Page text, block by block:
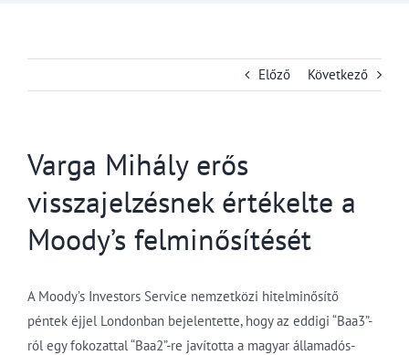
Előző Következő
Varga Mihály erős
visszajelzésnek értékelte a
Moody’s felminősítését
A Moody’s Investors Service nemzetközi hitelminősítő
péntek éjjel Londonban bejelentette, hogy az eddigi “Baa3”-
ról egy fokozattal “Baa2”-re javította a magyar államadós-